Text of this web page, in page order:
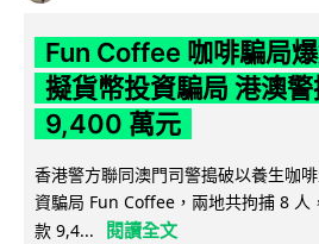
Fun Coffee 咖啡騙局
擬貨幣投資騙局 港澳
9,400 萬元
香港警方聯同澳門司警搗破以養生咖
資騙局 Fun Coffee，兩地共拘捕 8 人
款 9,4...
閱讀全文